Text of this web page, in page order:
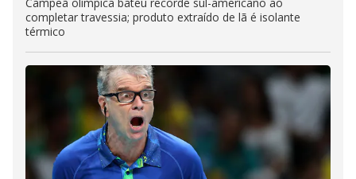
completar travessia; produto extraído de lã é isolante
térmico